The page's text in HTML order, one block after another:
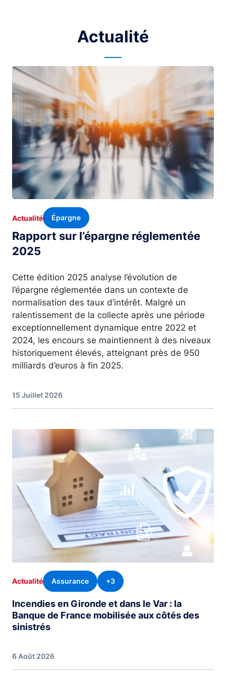
Actualité
Image
Rapport sur l’épargne réglementée
2025
Actualité Épargne
Cette édition 2025 analyse l’évolution de
l’épargne réglementée dans un contexte de
normalisation des taux d’intérêt. Malgré un
ralentissement de la collecte après une période
exceptionnellement dynamique entre 2022 et
2024, les encours se maintiennent à des niveaux
historiquement élevés, atteignant près de 950
milliards d’euros à fin 2025.
15 Juillet 2026
Actualité Assurance +3
Incendies en Gironde et dans le Var : la
Banque de France mobilisée aux côtés des
sinistrés
6 Août 2026